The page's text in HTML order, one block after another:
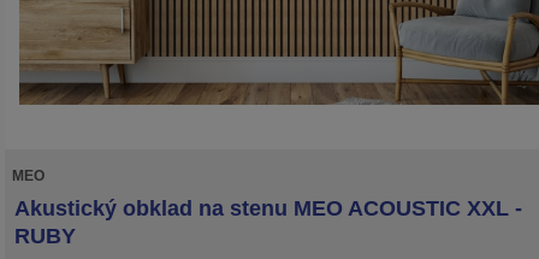
MEO
Akustický obklad na stenu MEO ACOUSTIC XXL -
RUBY